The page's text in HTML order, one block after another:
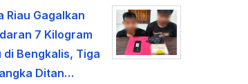
Riau Gagalkan
7 Kilogram
di Bengkalis, Tiga
Ditan…